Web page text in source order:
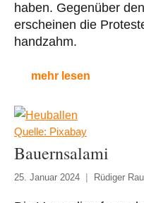
haben. Gegenüber
erscheinen die
handzahm.
mehr lesen
Quelle: Pixabay
Bauernsalami
25. Januar 2024 Rüdiger